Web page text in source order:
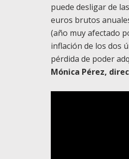
puede desligar de
euros brutos
(año muy afectado
inflación de los dos
pérdida de poder
Mónica Pérez,